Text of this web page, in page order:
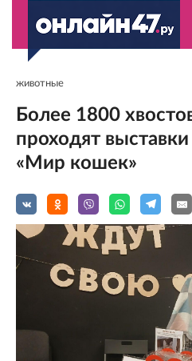
животные
Более 1800
проходят
«Мир кошек»